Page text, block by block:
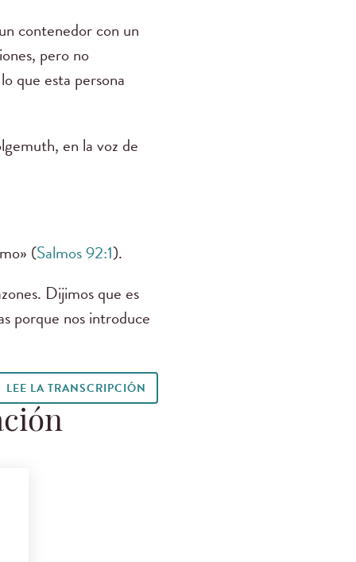
contenedor con un
pero no
que esta persona
en la voz de
(Salmos 92:1).
Dijimos que es
porque nos introduce
LEE LA TRANSCRIPCIÓN